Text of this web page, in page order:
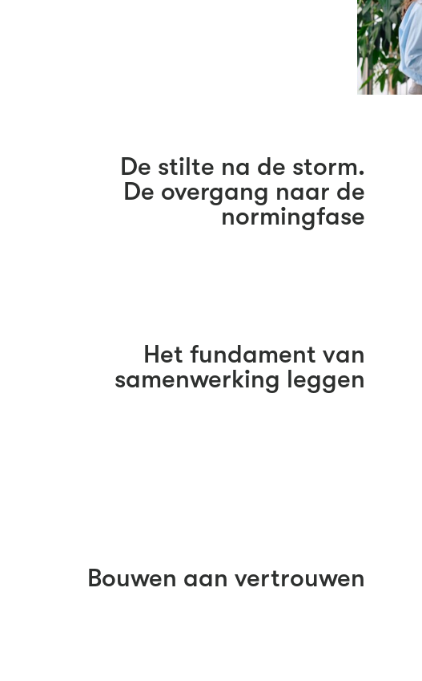
De stilte na de storm.
De overgang naar de
normingfase
Het fundament van
samenwerking leggen
Bouwen aan vertrouwen